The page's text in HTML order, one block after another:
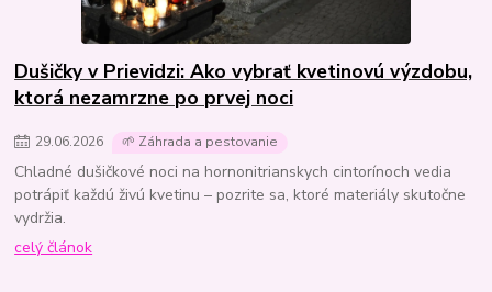
Dušičky v Prievidzi: Ako vybrať kvetinovú výzdobu,
ktorá nezamrzne po prvej noci
29.06.2026 🌱 Záhrada a pestovanie
Chladné dušičkové noci na hornonitrianskych cintorínoch vedia
potrápiť každú živú kvetinu – pozrite sa, ktoré materiály skutočne
vydržia.
celý článok